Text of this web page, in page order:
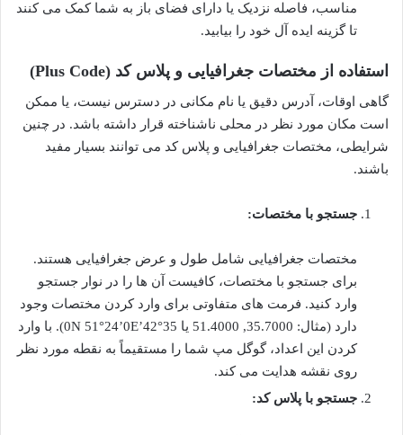
مناسب، فاصله نزدیک یا دارای فضای باز به شما کمک می کنند
تا گزینه ایده آل خود را بیابید.
استفاده از مختصات جغرافیایی و پلاس کد (Plus Code)
گاهی اوقات، آدرس دقیق یا نام مکانی در دسترس نیست، یا ممکن
است مکان مورد نظر در محلی ناشناخته قرار داشته باشد. در چنین
شرایطی، مختصات جغرافیایی و پلاس کد می توانند بسیار مفید
باشند.
جستجو با مختصات:
مختصات جغرافیایی شامل طول و عرض جغرافیایی هستند.
برای جستجو با مختصات، کافیست آن ها را در نوار جستجو
وارد کنید. فرمت های متفاوتی برای وارد کردن مختصات وجود
دارد (مثال: 35.7000, 51.4000 یا 35°42’0N 51°24’0E). با وارد
کردن این اعداد، گوگل مپ شما را مستقیماً به نقطه مورد نظر
روی نقشه هدایت می کند.
جستجو با پلاس کد: